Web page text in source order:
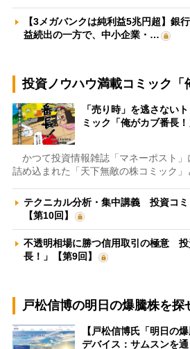
【3メガバンクは純利益5兆円超】銀
益続出の一方で、中小企業・…
投資ノウハウ満載コミック「
「売り時」を逃さない
ミック「俺がカブ番長！
かつて投資情報雑誌「マネーポスト」
詰め込まれた「天下無敵の株コミック」
テクニカル分析・集中講義 投資コミ
【第10回】
不透明相場に勝つ信用取引の極意
長！」【第9回】
戸松信博の明日の爆騰株を探
【戸松信博氏「明日の
デバイス：サムスンを